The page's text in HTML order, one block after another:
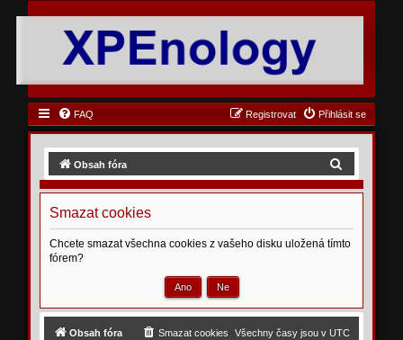
FAQ Přihlásit se
Registrovat
Obsah fóra
d
a
Smazat cookies
Chcete smazat všechna cookies z vašeho disku uložená tímto
fórem?
Obsah fóra Všechny časy jsou v UTC
Smazat cookies